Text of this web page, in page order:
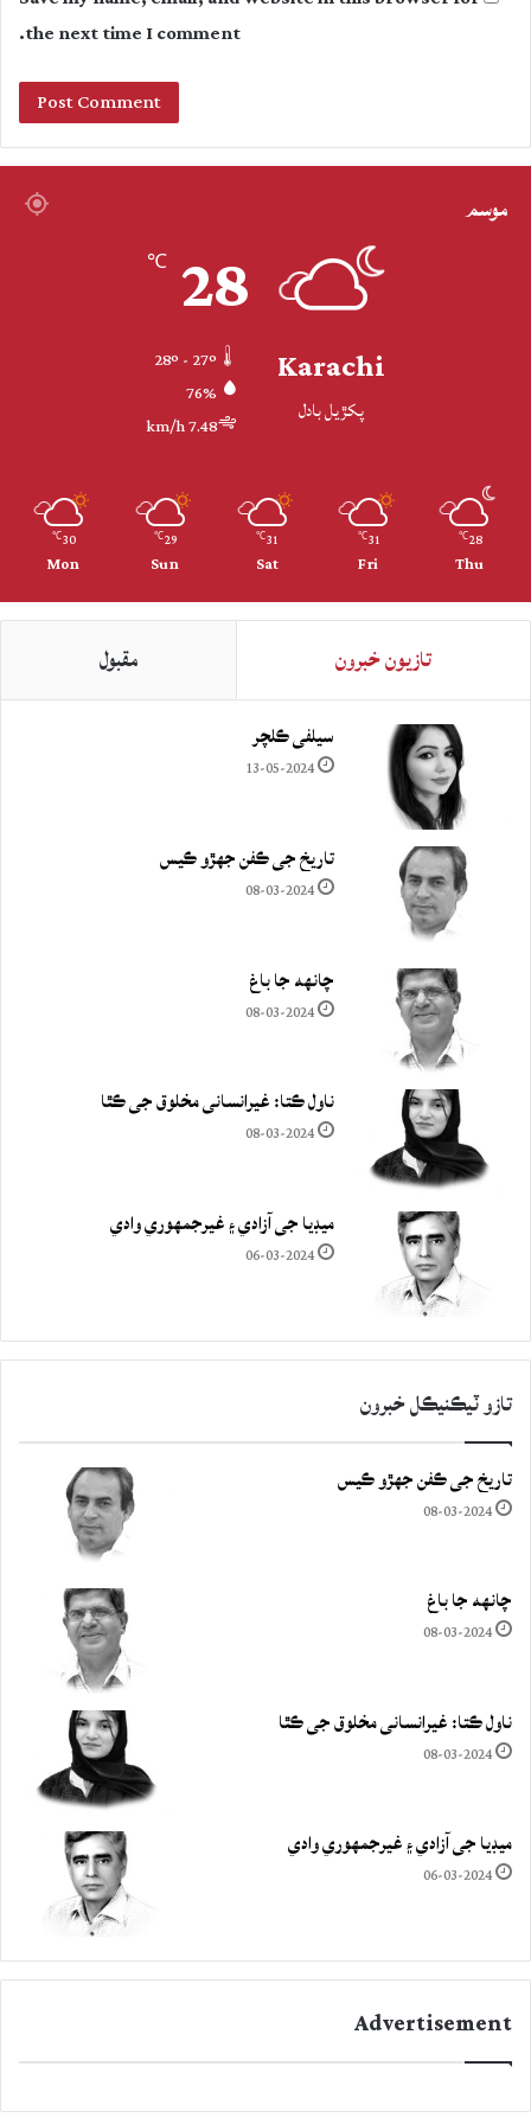
the next time I comment.
موسم
Karachi
پکڙيل بادل
28
℃
76%
7.48 km/h
28
℃
Thu
31
℃
Fri
31
℃
Sat
29
℃
Sun
30
℃
Mon
تازيون خبرون مقبول
سيلفي ڪلچر
13-05-2024
تاريخ جي ڪفن جھڙو ڪيس
08-03-2024
چانهه جا باغ
08-03-2024
ناول ڪتا: غيرانساني مخلوق جي ڪٿا
08-03-2024
ميڊيا جي آزادي ۽ غيرجمھوري وادي
06-03-2024
تازو ٽيڪنيڪل خبرون
تاريخ جي ڪفن جھڙو ڪيس
08-03-2024
چانهه جا باغ
08-03-2024
ناول ڪتا: غيرانساني مخلوق جي ڪٿا
08-03-2024
ميڊيا جي آزادي ۽ غيرجمھوري وادي
06-03-2024
Advertisement